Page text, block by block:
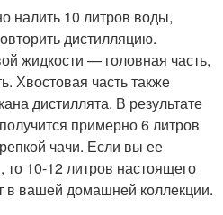
налить 10 литров воды,
дистилляцию.
жидкости — головная часть,
Хвостовая часть также
дистиллята. В результате
примерно 6 литров
чачи. Если вы ее
то 10-12 литров настоящего
в вашей домашней коллекции.